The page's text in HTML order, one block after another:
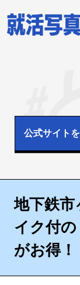
公式サイト
地下鉄市
イク付の
がお得！